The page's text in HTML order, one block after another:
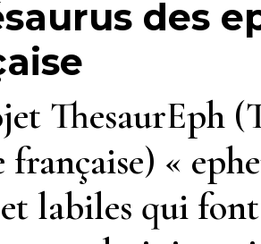
des
ThesaurEph
française) «
labiles qui